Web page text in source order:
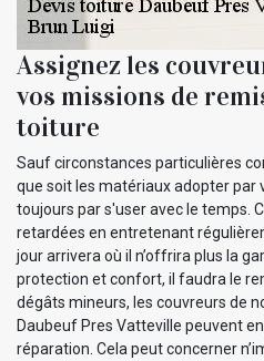
Assignez les
vos missions de
toiture
Sauf circonstances particulières
que soit les matériaux adopter par
toujours par s'user avec le temps.
retardées en entretenant
jour arrivera où il n’offrira plus la
protection et confort, il faudra le
dégâts mineurs, les couvreurs de
Daubeuf Pres Vatteville peuvent
réparation. Cela peut concerner